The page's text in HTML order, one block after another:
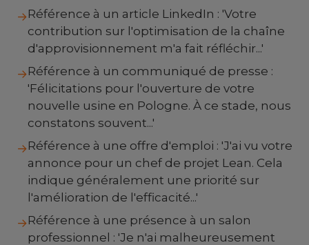
→Référence à un article LinkedIn : 'Votre
contribution sur l'optimisation de la chaîne
d'approvisionnement m'a fait réfléchir...'
→Référence à un communiqué de presse :
'Félicitations pour l'ouverture de votre
nouvelle usine en Pologne. À ce stade, nous
constatons souvent...'
→Référence à une offre d'emploi : 'J'ai vu votre
annonce pour un chef de projet Lean. Cela
indique généralement une priorité sur
l'amélioration de l'efficacité...'
→Référence à une présence à un salon
professionnel : 'Je n'ai malheureusement